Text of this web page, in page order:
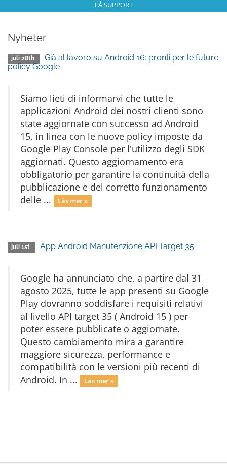
FÅ SUPPORT
Nyheter
juli 28th
Già al lavoro su Android 16: pronti per le future
policy Google
Siamo lieti di informarvi che tutte le
applicazioni Android dei nostri clienti sono
state aggiornate con successo ad Android
15, in linea con le nuove policy imposte da
Google Play Console per l'utilizzo degli SDK
aggiornati. Questo aggiornamento era
obbligatorio per garantire la continuità della
pubblicazione e del corretto funzionamento
delle ...
Läs mer »
juli 1st App Android Manutenzione API Target 35
Google ha annunciato che, a partire dal 31
agosto 2025, tutte le app presenti su Google
Play dovranno soddisfare i requisiti relativi
al livello API target 35 ( Android 15 ) per
poter essere pubblicate o aggiornate.
Questo cambiamento mira a garantire
maggiore sicurezza, performance e
compatibilità con le versioni più recenti di
Android. In ...
Läs mer »